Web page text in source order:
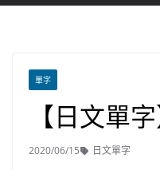
單字
【日文單
2020/06/15 日文單字